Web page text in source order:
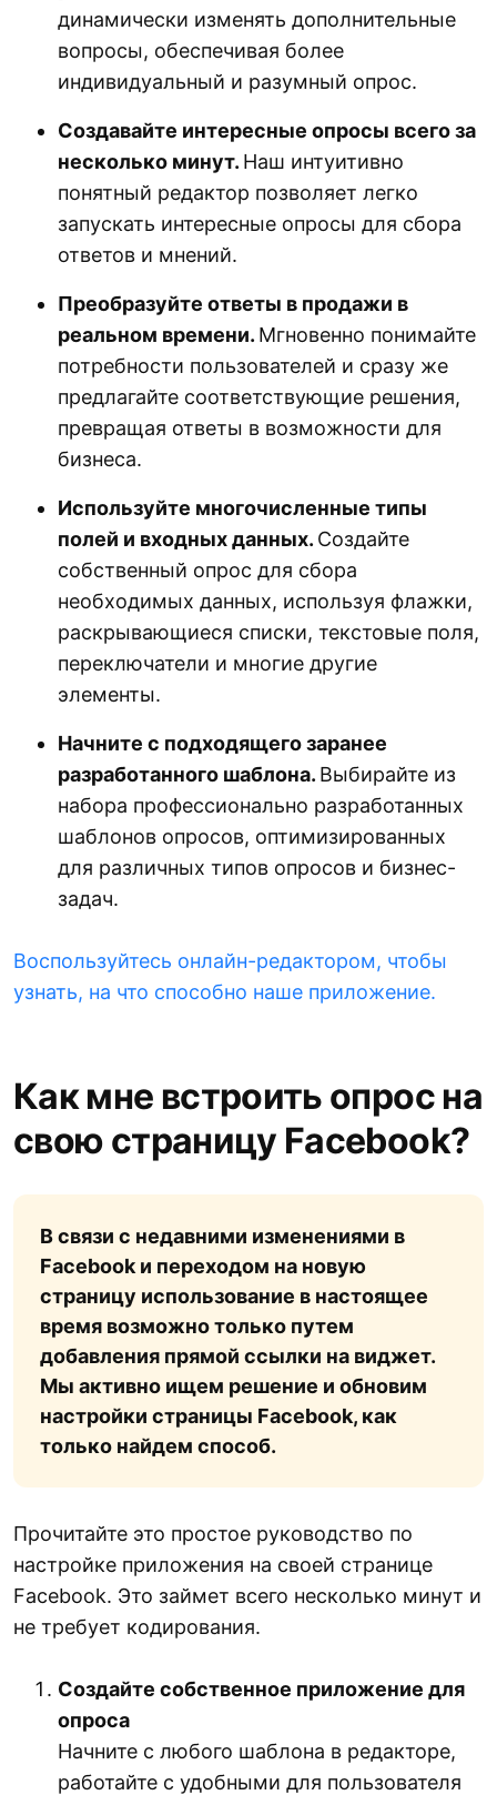
динамически изменять дополнительные
вопросы, обеспечивая более
индивидуальный и разумный опрос.
Создавайте интересные опросы всего за
несколько минут. Наш интуитивно
понятный редактор позволяет легко
запускать интересные опросы для сбора
ответов и мнений.
Преобразуйте ответы в продажи в
реальном времени. Мгновенно понимайте
потребности пользователей и сразу же
предлагайте соответствующие решения,
превращая ответы в возможности для
бизнеса.
Используйте многочисленные типы
полей и входных данных. Создайте
собственный опрос для сбора
необходимых данных, используя флажки,
раскрывающиеся списки, текстовые поля,
переключатели и многие другие
элементы.
Начните с подходящего заранее
разработанного шаблона. Выбирайте из
набора профессионально разработанных
шаблонов опросов, оптимизированных
для различных типов опросов и бизнес-
задач.
Воспользуйтесь онлайн-редактором, чтобы
узнать, на что способно наше приложение.
Как мне встроить опрос на
свою страницу Facebook?
В связи с недавними изменениями в
Facebook и переходом на новую
страницу использование в настоящее
время возможно только путем
добавления прямой ссылки на виджет.
Мы активно ищем решение и обновим
настройки страницы Facebook, как
только найдем способ.
Прочитайте это простое руководство по
настройке приложения на своей странице
Facebook. Это займет всего несколько минут и
не требует кодирования.
Создайте собственное приложение для
опроса
Начните с любого шаблона в редакторе,
работайте с удобными для пользователя